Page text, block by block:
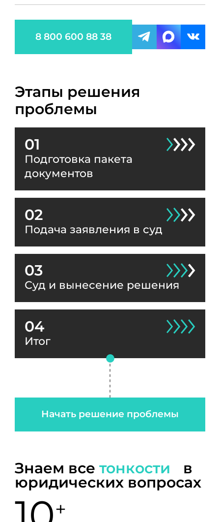
8 800 600 88 38
Этапы решения
проблемы
01
Подготовка пакета
документов
02
Подача заявления в суд
03
Суд и вынесение решения
04
Итог
Начать решение проблемы
Знаем все тонкости в
юридических вопросах
+